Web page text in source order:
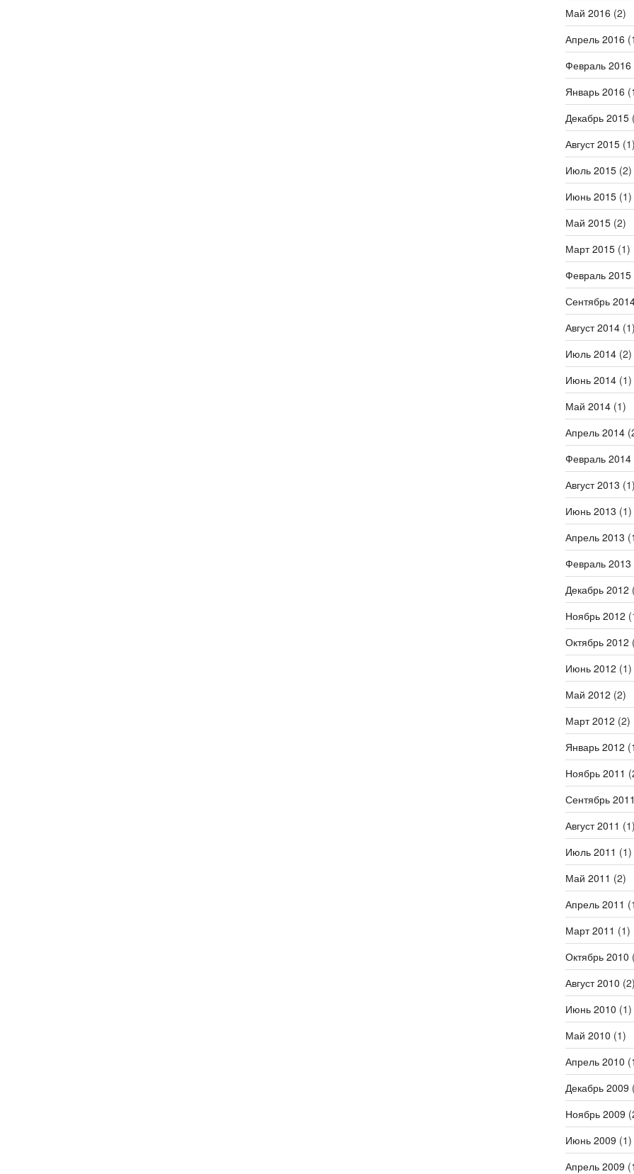
Май 2016 (2)
Апрель 2016
Февраль 2016
Январь 2016
Декабрь 2015
Август 2015(1)
Июль 2015(2)
Июнь 2015(1)
Май 2015(2)
Март 2015(1)
Февраль 2015
Сентябрь
Август 2014(1)
Июль 2014(2)
Июнь 2014(1)
Май 2014(1)
Апрель 2014
Февраль 2014
Август 2013 (1)
Июнь 2013 (1)
Апрель 2013
Февраль 2013
Декабрь 2012
Ноябрь 2012
Октябрь 2012
Июнь 2012 (1)
Май 2012 (2)
Март 2012 (2)
Январь 2012
Ноябрь 2011
Сентябрь 2011
Август 2011 (1)
Июль 2011 (1)
Май 2011 (2)
Апрель 2011
Март 2011 (1)
Октябрь 2010
Август 2010 (2)
Июнь 2010 (1)
Май 2010 (1)
Апрель 2010
Декабрь 2009
Ноябрь 2009
Июнь 2009 (1)
Апрель 2009